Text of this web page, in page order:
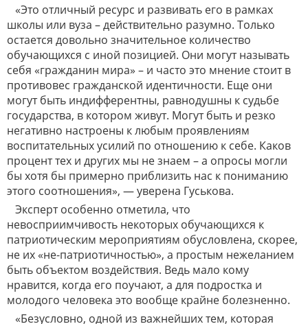
«Это отличный ресурс и развивать его в рамках
школы или вуза – действительно разумно. Только
остается довольно значительное количество
обучающихся с иной позицией. Они могут называть
себя «гражданин мира» – и часто это мнение стоит в
противовес гражданской идентичности. Еще они
могут быть индифферентны, равнодушны к судьбе
государства, в котором живут. Могут быть и резко
негативно настроены к любым проявлениям
воспитательных усилий по отношению к себе. Каков
процент тех и других мы не знаем – а опросы могли
бы хотя бы примерно приблизить нас к пониманию
этого соотношения», — уверена Гуськова.
Эксперт особенно отметила, что
невосприимчивость некоторых обучающихся к
патриотическим мероприятиям обусловлена, скорее,
не их «не-патриотичностью», а простым нежеланием
быть объектом воздействия. Ведь мало кому
нравится, когда его поучают, а для подростка и
молодого человека это вообще крайне болезненно.
«Безусловно, одной из важнейших тем, которая